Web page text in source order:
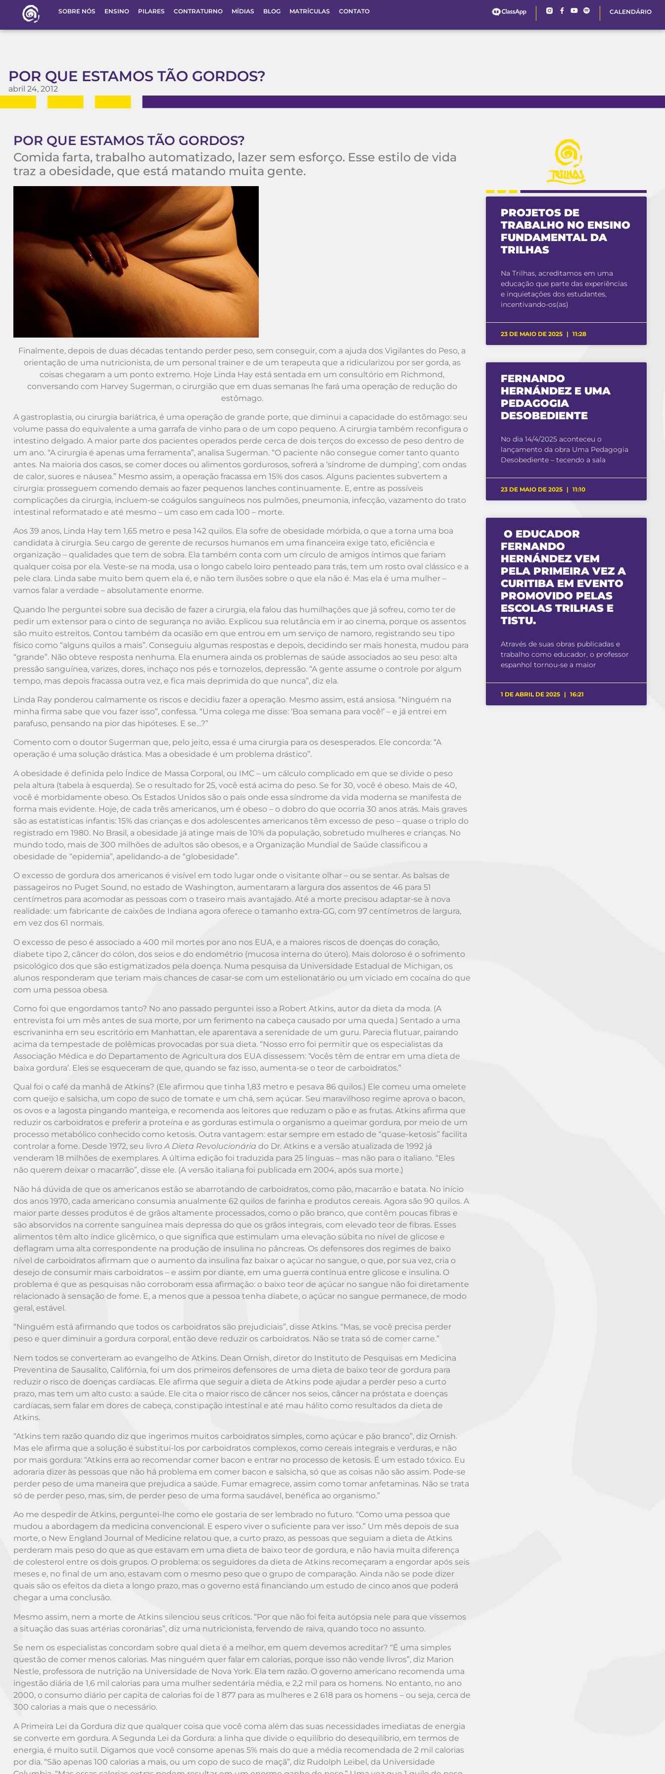
SOBRE NÓS ENSINO PILARES CONTRATURNO MÍDIAS BLOG MATRÍCULAS CONTATO CALENDÁRIO
POR QUE ESTAMOS TÃO GORDOS?
abril 24, 2012
POR QUE ESTAMOS TÃO GORDOS?
Comida farta, trabalho automatizado, lazer sem esforço. Esse estilo de vida
traz a obesidade, que está matando muita gente.
Finalmente, depois de duas décadas tentando perder peso, sem conseguir, com a ajuda dos Vigilantes do Peso, a
orientação de uma nutricionista, de um personal trainer e de um terapeuta que a ridicularizou por ser gorda, as
coisas chegaram a um ponto extremo. Hoje Linda Hay está sentada em um consultório em Richmond,
conversando com Harvey Sugerman, o cirurgião que em duas semanas lhe fará uma operação de redução do
estômago.
A gastroplastia, ou cirurgia bariátrica, é uma operação de grande porte, que diminui a capacidade do estômago: seu
volume passa do equivalente a uma garrafa de vinho para o de um copo pequeno. A cirurgia também reconfigura o
intestino delgado. A maior parte dos pacientes operados perde cerca de dois terços do excesso de peso dentro de
um ano. “A cirurgia é apenas uma ferramenta”, analisa Sugerman. “O paciente não consegue comer tanto quanto
antes. Na maioria dos casos, se comer doces ou alimentos gordurosos, sofrerá a ‘síndrome de dumping’, com ondas
de calor, suores e náusea.” Mesmo assim, a operação fracassa em 15% dos casos. Alguns pacientes subvertem a
cirurgia: prosseguem comendo demais ao fazer pequenos lanches continuamente. E, entre as possíveis
complicações da cirurgia, incluem-se coágulos sanguíneos nos pulmões, pneumonia, infecção, vazamento do trato
intestinal reformatado e até mesmo – um caso em cada 100 – morte.
Aos 39 anos, Linda Hay tem 1,65 metro e pesa 142 quilos. Ela sofre de obesidade mórbida, o que a torna uma boa
candidata à cirurgia. Seu cargo de gerente de recursos humanos em uma financeira exige tato, eficiência e
organização – qualidades que tem de sobra. Ela também conta com um círculo de amigos íntimos que fariam
qualquer coisa por ela. Veste-se na moda, usa o longo cabelo loiro penteado para trás, tem um rosto oval clássico e a
pele clara. Linda sabe muito bem quem ela é, e não tem ilusões sobre o que ela não é. Mas ela é uma mulher –
vamos falar a verdade – absolutamente enorme.
Quando lhe perguntei sobre sua decisão de fazer a cirurgia, ela falou das humilhações que já sofreu, como ter de
pedir um extensor para o cinto de segurança no avião. Explicou sua relutância em ir ao cinema, porque os assentos
são muito estreitos. Contou também da ocasião em que entrou em um serviço de namoro, registrando seu tipo
físico como “alguns quilos a mais”. Conseguiu algumas respostas e depois, decidindo ser mais honesta, mudou para
“grande”. Não obteve resposta nenhuma. Ela enumera ainda os problemas de saúde associados ao seu peso: alta
pressão sanguínea, varizes, dores, inchaço nos pés e tornozelos, depressão. “A gente assume o controle por algum
tempo, mas depois fracassa outra vez, e fica mais deprimida do que nunca”, diz ela.
Linda Ray ponderou calmamente os riscos e decidiu fazer a operação. Mesmo assim, está ansiosa. “Ninguém na
minha firma sabe que vou fazer isso”, confessa. “Uma colega me disse: ‘Boa semana para você!’ – e já entrei em
parafuso, pensando na pior das hipóteses. E se…?”
Comento com o doutor Sugerman que, pelo jeito, essa é uma cirurgia para os desesperados. Ele concorda: “A
operação é uma solução drástica. Mas a obesidade é um problema drástico”.
A obesidade é definida pelo Índice de Massa Corporal, ou IMC – um cálculo complicado em que se divide o peso
pela altura (tabela à esquerda). Se o resultado for 25, você está acima do peso. Se for 30, você é obeso. Mais de 40,
você é morbidamente obeso. Os Estados Unidos são o país onde essa síndrome da vida moderna se manifesta de
forma mais evidente. Hoje, de cada três americanos, um é obeso – o dobro do que ocorria 30 anos atrás. Mais graves
são as estatísticas infantis: 15% das crianças e dos adolescentes americanos têm excesso de peso – quase o triplo do
registrado em 1980. No Brasil, a obesidade já atinge mais de 10% da população, sobretudo mulheres e crianças. No
mundo todo, mais de 300 milhões de adultos são obesos, e a Organização Mundial de Saúde classificou a
obesidade de “epidemia”, apelidando-a de “globesidade”.
O excesso de gordura dos americanos é visível em todo lugar onde o visitante olhar – ou se sentar. As balsas de
passageiros no Puget Sound, no estado de Washington, aumentaram a largura dos assentos de 46 para 51
centímetros para acomodar as pessoas com o traseiro mais avantajado. Até a morte precisou adaptar-se à nova
realidade: um fabricante de caixões de Indiana agora oferece o tamanho extra-GG, com 97 centímetros de largura,
em vez dos 61 normais.
O excesso de peso é associado a 400 mil mortes por ano nos EUA, e a maiores riscos de doenças do coração,
diabete tipo 2, câncer do cólon, dos seios e do endométrio (mucosa interna do útero). Mais doloroso é o sofrimento
psicológico dos que são estigmatizados pela doença. Numa pesquisa da Universidade Estadual de Michigan, os
alunos responderam que teriam mais chances de casar-se com um estelionatário ou um viciado em cocaína do que
com uma pessoa obesa.
Como foi que engordamos tanto? No ano passado perguntei isso a Robert Atkins, autor da dieta da moda. (A
entrevista foi um mês antes de sua morte, por um ferimento na cabeça causado por uma queda.) Sentado a uma
escrivaninha em seu escritório em Manhattan, ele aparentava a serenidade de um guru. Parecia flutuar, pairando
acima da tempestade de polêmicas provocadas por sua dieta. “Nosso erro foi permitir que os especialistas da
Associação Médica e do Departamento de Agricultura dos EUA dissessem: ‘Vocês têm de entrar em uma dieta de
baixa gordura’. Eles se esqueceram de que, quando se faz isso, aumenta-se o teor de carboidratos.”
Qual foi o café da manhã de Atkins? (Ele afirmou que tinha 1,83 metro e pesava 86 quilos.) Ele comeu uma omelete
com queijo e salsicha, um copo de suco de tomate e um chá, sem açúcar. Seu maravilhoso regime aprova o bacon,
os ovos e a lagosta pingando manteiga, e recomenda aos leitores que reduzam o pão e as frutas. Atkins afirma que
reduzir os carboidratos e preferir a proteína e as gorduras estimula o organismo a queimar gordura, por meio de um
processo metabólico conhecido como ketosis. Outra vantagem: estar sempre em estado de “quase-ketosis” facilita
controlar a fome. Desde 1972, seu livroA Dieta Revolucionária do Dr. Atkins e a versão atualizada de 1992 já
venderam 18 milhões de exemplares. A última edição foi traduzida para 25 línguas – mas não para o italiano. “Eles
não querem deixar o macarrão”, disse ele. (A versão italiana foi publicada em 2004, após sua morte.)
Não há dúvida de que os americanos estão se abarrotando de carboidratos, como pão, macarrão e batata. No início
dos anos 1970, cada americano consumia anualmente 62 quilos de farinha e produtos cereais. Agora são 90 quilos. A
maior parte desses produtos é de grãos altamente processados, como o pão branco, que contêm poucas fibras e
são absorvidos na corrente sanguínea mais depressa do que os grãos integrais, com elevado teor de fibras. Esses
alimentos têm alto índice glicêmico, o que significa que estimulam uma elevação súbita no nível de glicose e
deflagram uma alta correspondente na produção de insulina no pâncreas. Os defensores dos regimes de baixo
nível de carboidratos afirmam que o aumento da insulina faz baixar o açúcar no sangue, o que, por sua vez, cria o
desejo de consumir mais carboidratos – e assim por diante, em uma guerra contínua entre glicose e insulina. O
problema é que as pesquisas não corroboram essa afirmação: o baixo teor de açúcar no sangue não foi diretamente
relacionado à sensação de fome. E, a menos que a pessoa tenha diabete, o açúcar no sangue permanece, de modo
geral, estável.
“Ninguém está afirmando que todos os carboidratos são prejudiciais”, disse Atkins. “Mas, se você precisa perder
peso e quer diminuir a gordura corporal, então deve reduzir os carboidratos. Não se trata só de comer carne.”
Nem todos se converteram ao evangelho de Atkins. Dean Ornish, diretor do Instituto de Pesquisas em Medicina
Preventina de Sausalito, Califórnia, foi um dos primeiros defensores de uma dieta de baixo teor de gordura para
reduzir o risco de doenças cardíacas. Ele afirma que seguir a dieta de Atkins pode ajudar a perder peso a curto
prazo, mas tem um alto custo: a saúde. Ele cita o maior risco de câncer nos seios, câncer na próstata e doenças
cardíacas, sem falar em dores de cabeça, constipação intestinal e até mau hálito como resultados da dieta de
Atkins.
“Atkins tem razão quando diz que ingerimos muitos carboidratos simples, como açúcar e pão branco”, diz Ornish.
Mas ele afirma que a solução é substituí-los por carboidratos complexos, como cereais integrais e verduras, e não
por mais gordura: “Atkins erra ao recomendar comer bacon e entrar no processo de ketosis. É um estado tóxico. Eu
adoraria dizer às pessoas que não há problema em comer bacon e salsicha, só que as coisas não são assim. Pode-se
perder peso de uma maneira que prejudica a saúde. Fumar emagrece, assim como tomar anfetaminas. Não se trata
só de perder peso, mas, sim, de perder peso de uma forma saudável, benéfica ao organismo.”
Ao me despedir de Atkins, perguntei-lhe como ele gostaria de ser lembrado no futuro. “Como uma pessoa que
mudou a abordagem da medicina convencional. E espero viver o suficiente para ver isso.” Um mês depois de sua
morte, o New England Journal of Medicine relatou que, a curto prazo, as pessoas que seguiam a dieta de Atkins
perderam mais peso do que as que estavam em uma dieta de baixo teor de gordura, e não havia muita diferença
de colesterol entre os dois grupos. O problema: os seguidores da dieta de Atkins recomeçaram a engordar após seis
meses e, no final de um ano, estavam com o mesmo peso que o grupo de comparação. Ainda não se pode dizer
quais são os efeitos da dieta a longo prazo, mas o governo está financiando um estudo de cinco anos que poderá
chegar a uma conclusão.
Mesmo assim, nem a morte de Atkins silenciou seus críticos. “Por que não foi feita autópsia nele para que víssemos
a situação das suas artérias coronárias”, diz uma nutricionista, fervendo de raiva, quando toco no assunto.
Se nem os especialistas concordam sobre qual dieta é a melhor, em quem devemos acreditar? “É uma simples
questão de comer menos calorias. Mas ninguém quer falar em calorias, porque isso não vende livros”, diz Marion
Nestle, professora de nutrição na Universidade de Nova York. Ela tem razão. O governo americano recomenda uma
ingestão diária de 1,6 mil calorias para uma mulher sedentária média, e 2,2 mil para os homens. No entanto, no ano
2000, o consumo diário per capita de calorias foi de 1 877 para as mulheres e 2 618 para os homens – ou seja, cerca de
300 calorias a mais que o necessário.
A Primeira Lei da Gordura diz que qualquer coisa que você coma além das suas necessidades imediatas de energia
se converte em gordura. A Segunda Lei da Gordura: a linha que divide o equilíbrio do desequilíbrio, em termos de
energia, é muito sutil. Digamos que você consome apenas 5% mais do que a média recomendada de 2 mil calorias
por dia. “São apenas 100 calorias a mais, ou um copo de suco de maçã”, diz Rudolph Leibel, da Universidade
PROJETOS DE
TRABALHO NO ENSINO
FUNDAMENTAL DA
TRILHAS
Na Trilhas, acreditamos em uma
educação que parte das experiências
e inquietações dos estudantes,
incentivando-os(as)
23 DE MAIO DE 2025 11:28
FERNANDO
HERNÁNDEZ E UMA
PEDAGOGIA
DESOBEDIENTE
No dia 14/4/2025 aconteceu o
lançamento da obra Uma Pedagogia
Desobediente – tecendo a sala
23 DE MAIO DE 2025 11:10
O EDUCADOR
FERNANDO
HERNÁNDEZ VEM
PELA PRIMEIRA VEZ A
CURITIBA EM EVENTO
PROMOVIDO PELAS
ESCOLAS TRILHAS E
TISTU.
Através de suas obras publicadas e
trabalho como educador, o professor
espanhol tornou-se a maior
1 DE ABRIL DE 2025 16:21